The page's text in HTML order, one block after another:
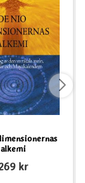
alkemi
kr